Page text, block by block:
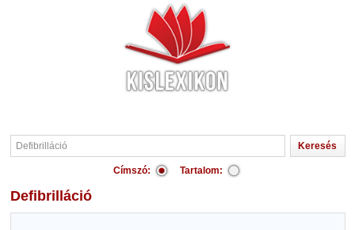
Címszó: Tartalom:
Defibrilláció